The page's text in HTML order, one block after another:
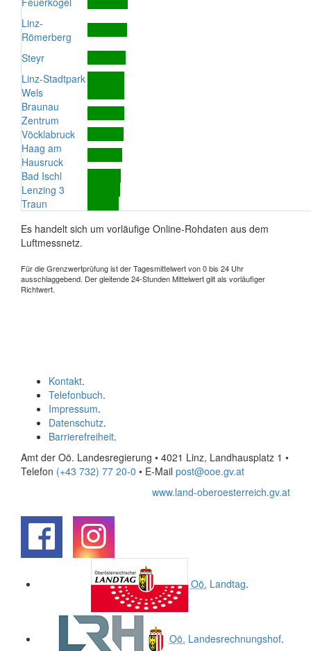
Linz-
Römerberg
Steyr
Linz-Stadtpark
Wels
Braunau
Zentrum
Vöcklabruck
Haag am
Hausruck
Bad Ischl
Lenzing 3
Traun
Es handelt sich um vorläufige Online-Rohdaten aus dem
Luftmessnetz.
Für die Grenzwertprüfung ist der Tagesmittelwert von 0 bis 24 Uhr
ausschlaggebend. Der gleitende 24-Stunden Mittelwert gilt als vorläufiger
Richtwert.
Kontakt.
Telefonbuch.
Impressum.
Datenschutz.
Barrierefreiheit.
Amt der Oö. Landesregierung • 4021 Linz, Landhausplatz 1 •
Telefon (+43 732) 77 20-0 • E-Mail post@ooe.gv.at
www.land-oberoesterreich.gv.at
Oö. Landtag.
Oö. Landesrechnungshof.